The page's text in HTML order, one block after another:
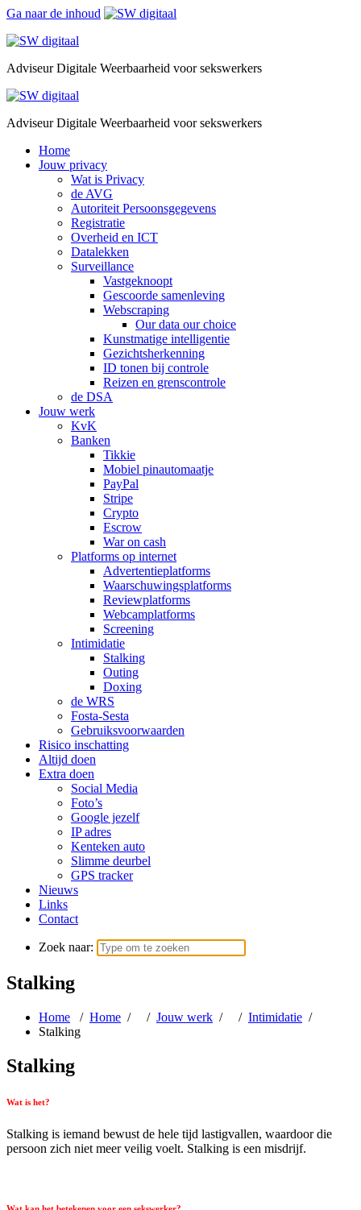
Ga naar de inhoud
Adviseur Digitale Weerbaarheid voor sekswerkers
Adviseur Digitale Weerbaarheid voor sekswerkers
Home
Jouw privacy
Wat is Privacy
de AVG
Autoriteit Persoonsgegevens
Registratie
Overheid en ICT
Datalekken
Surveillance
Vastgeknoopt
Gescoorde samenleving
Webscraping
Our data our choice
Kunstmatige intelligentie
Gezichtsherkenning
ID tonen bij controle
Reizen en grenscontrole
de DSA
Jouw werk
KvK
Banken
Tikkie
Mobiel pinautomaatje
PayPal
Stripe
Crypto
Escrow
War on cash
Platforms op internet
Advertentieplatforms
Waarschuwingsplatforms
Reviewplatforms
Webcamplatforms
Screening
Intimidatie
Stalking
Outing
Doxing
de WRS
Fosta-Sesta
Gebruiksvoorwaarden
Risico inschatting
Altijd doen
Extra doen
Social Media
Foto’s
Google jezelf
IP adres
Kenteken auto
Slimme deurbel
GPS tracker
Nieuws
Links
Contact
Zoek naar:
Stalking
Home / Home / / Jouw werk / / Intimidatie /
Stalking
Stalking
Wat is het?
Stalking is iemand bewust de hele tijd lastigvallen, waardoor die
persoon zich niet meer veilig voelt. Stalking is een misdrijf.